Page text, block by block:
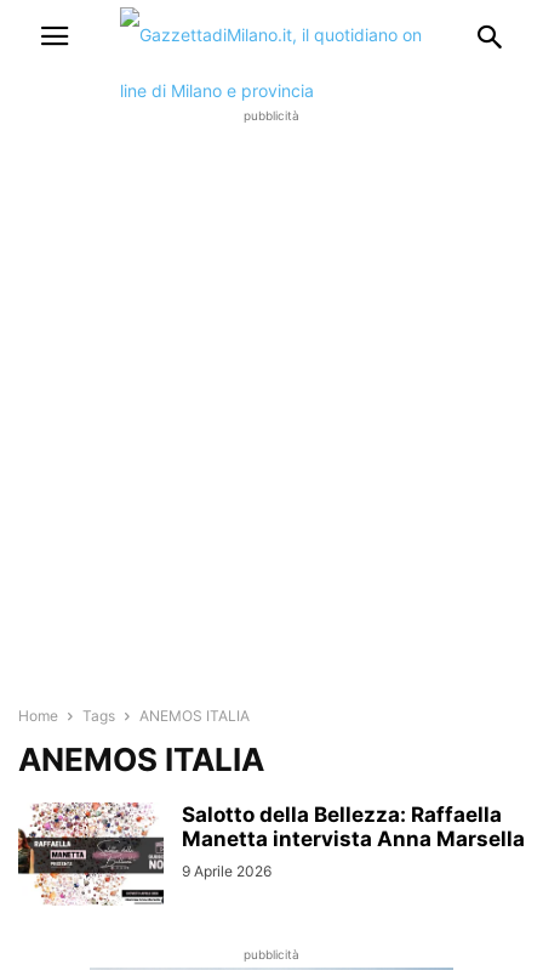
pubblicità
Home Tags ANEMOS ITALIA
ANEMOS ITALIA
Salotto della Bellezza: Raffaella
Manetta intervista Anna Marsella
9 Aprile 2026
pubblicità